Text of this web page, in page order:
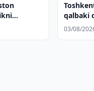
qalbaki
qilindi
03/08/